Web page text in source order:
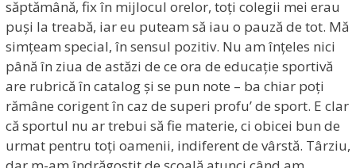
săptămână, fix în mijlocul orelor, toți colegii mei erau
puși la treabă, iar eu puteam să iau o pauză de tot. Mă
simțeam special, în sensul pozitiv. Nu am înțeles nici
până în ziua de astăzi de ce ora de educație sportivă
are rubrică în catalog și se pun note – ba chiar poți
rămâne corigent în caz de superi profu’ de sport. E clar
că sportul nu ar trebui să fie materie, ci obicei bun de
urmat pentru toți oamenii, indiferent de vârstă. Târziu,